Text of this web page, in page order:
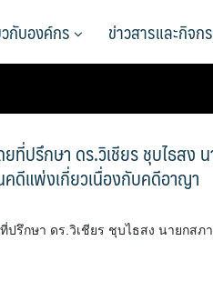
กับองค์กร ข่าวสารและกิจก
ยที่ปรึกษา ดร.วิเชียร ชุบไธสง
ดีแพ่งเกี่ยวเนื่องกับคดีอาญา
ปรึกษา ดร.วิเชียร ชุบไธสง นายกส